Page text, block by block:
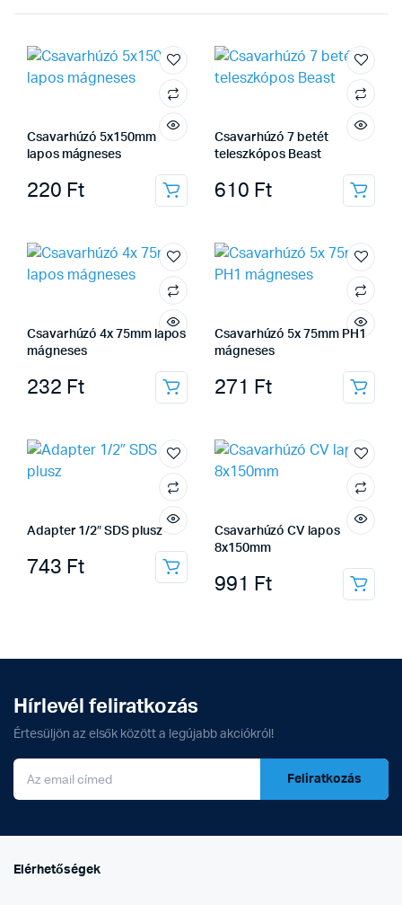
Csavarhúzó 5x150mm
lapos mágneses
220 Ft
Csavarhúzó 7 betét
teleszkópos Beast
610 Ft
Csavarhúzó 4x 75mm lapos
mágneses
232 Ft
Csavarhúzó 5x 75mm PH1
mágneses
271 Ft
Adapter 1/2″ SDS plusz
743 Ft
Csavarhúzó CV lapos
8x150mm
991 Ft
Hírlevél feliratkozás
Értesüljön az elsők között a legújabb akciókról!
Feliratkozás
Elérhetőségek